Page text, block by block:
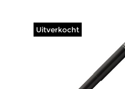
Uitverkocht